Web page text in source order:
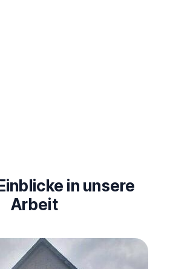
in unsere
Arbeit